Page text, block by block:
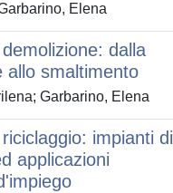
Elena
dalla
allo smaltimento
Garbarino, Elena
impianti di
applicazioni